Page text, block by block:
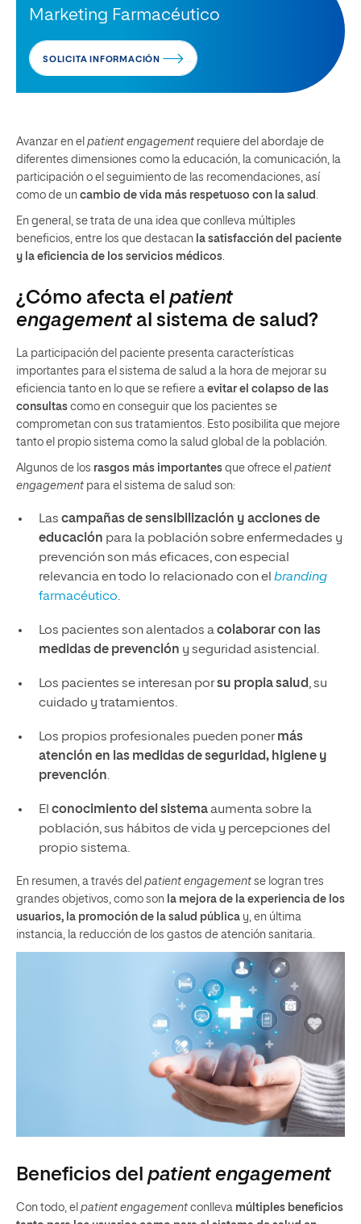
Marketing Farmacéutico
SOLICITA INFORMACIÓN
Avanzar en el patient engagement requiere del abordaje de
diferentes dimensiones como la educación, la comunicación, la
participación o el seguimiento de las recomendaciones, así
como de un cambio de vida más respetuoso con la salud
En general, se trata de una idea que conlleva múltiples
beneficios, entre los que destacan la satisfacción del paciente
y la eficiencia de los servicios médicos
¿Cómo afecta el patient
engagemental sistema de salud?
La participación del paciente presenta características
importantes para el sistema de salud a la hora de mejorar su
eficiencia tanto en lo que se refiere a evitar el colapso de las
consultas como en conseguir que los pacientes se
comprometan con sus tratamientos. Esto posibilita que mejore
tanto el propio sistema como la salud global de la población.
Algunos de los rasgos más importantes que ofrece el patient
engagement para el sistema de salud son:
Las campañas de sensibilización y acciones de
educación para la población sobre enfermedades y
prevención son más eficaces, con especial
relevancia en todo lo relacionado con el branding
farmacéutico.
Los pacientes son alentados acolaborar con las
medidas de prevención y seguridad asistencial.
Los pacientes se interesan porsu propia salud, su
cuidado y tratamientos.
Los propios profesionales pueden ponermás
atención en las medidas de seguridad, higiene y
prevención.
El conocimiento del sistemaaumenta sobre la
población, sus hábitos de vida y percepciones del
propio sistema.
En resumen, a través del patient engagement se logran tres
grandes objetivos, como son la mejora de la experiencia de los
usuarios, la promoción de la salud pública y, en última
instancia, la reducción de los gastos de atención sanitaria.
Beneficios del patient engagement
Con todo, el patient engagement conlleva múltiples beneficios